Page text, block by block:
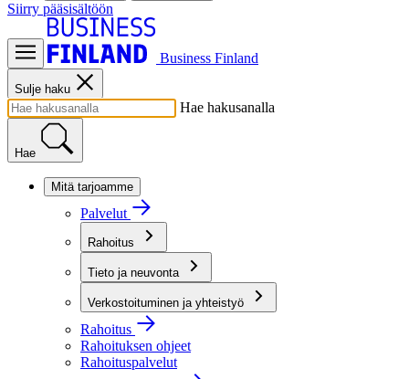
Siirry pääsisältöön
Business Finland
Sulje haku
Hae hakusanalla
Hae
Mitä tarjoamme
Palvelut
Rahoitus
Tieto ja neuvonta
Verkostoituminen ja yhteistyö
Rahoitus
Rahoituksen ohjeet
Rahoituspalvelut